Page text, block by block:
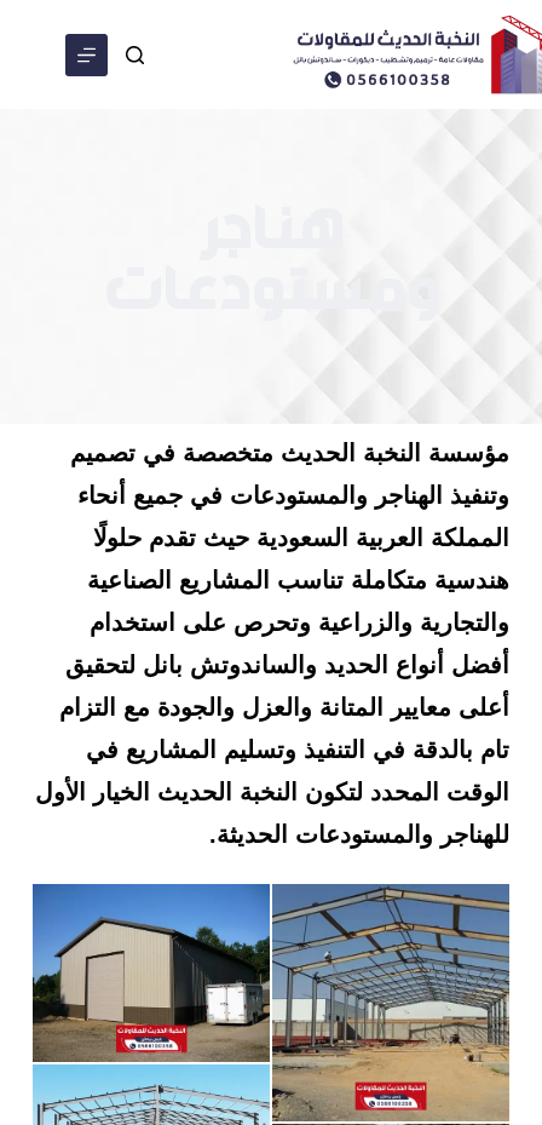
مؤسسة النخبة الحديث متخصصة في تصميم
وتنفيذ الهناجر والمستودعات في جميع أنحاء
المملكة العربية السعودية حيث تقدم حلولًا
هندسية متكاملة تناسب المشاريع الصناعية
والتجارية والزراعية وتحرص على استخدام
أفضل أنواع الحديد والساندوتش بانل لتحقيق
أعلى معايير المتانة والعزل والجودة مع التزام
تام بالدقة في التنفيذ وتسليم المشاريع في
الوقت المحدد لتكون النخبة الحديث الخيار الأول
للهناجر والمستودعات الحديثة.